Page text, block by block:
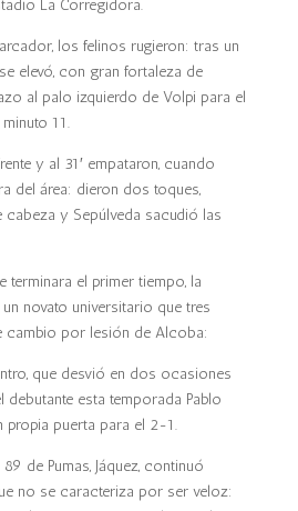
La Corregidora.
los felinos rugieron: tras un
elevó, con gran fortaleza de
al palo izquierdo de Volpi para el
11.
y al 31′ empataron, cuando
del área: dieron dos toques,
cabeza y Sepúlveda sacudió las
terminara el primer tiempo, la
novato universitario que tres
cambio por lesión de Alcoba:
que desvió en dos ocasiones
debutante esta temporada Pablo
propia puerta para el 2-1.
de Pumas, Jáquez, continuó
no se caracteriza por ser veloz: